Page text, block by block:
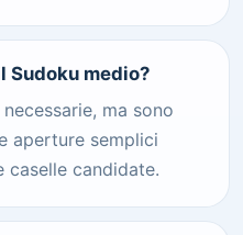
Sudoku medio?
ma sono
aperture semplici
caselle candidate.